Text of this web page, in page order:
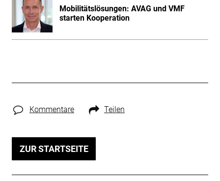
Mobilitätslösungen: AVAG und VMF
starten Kooperation
Kommentare Teilen
ZUR STARTSEITE